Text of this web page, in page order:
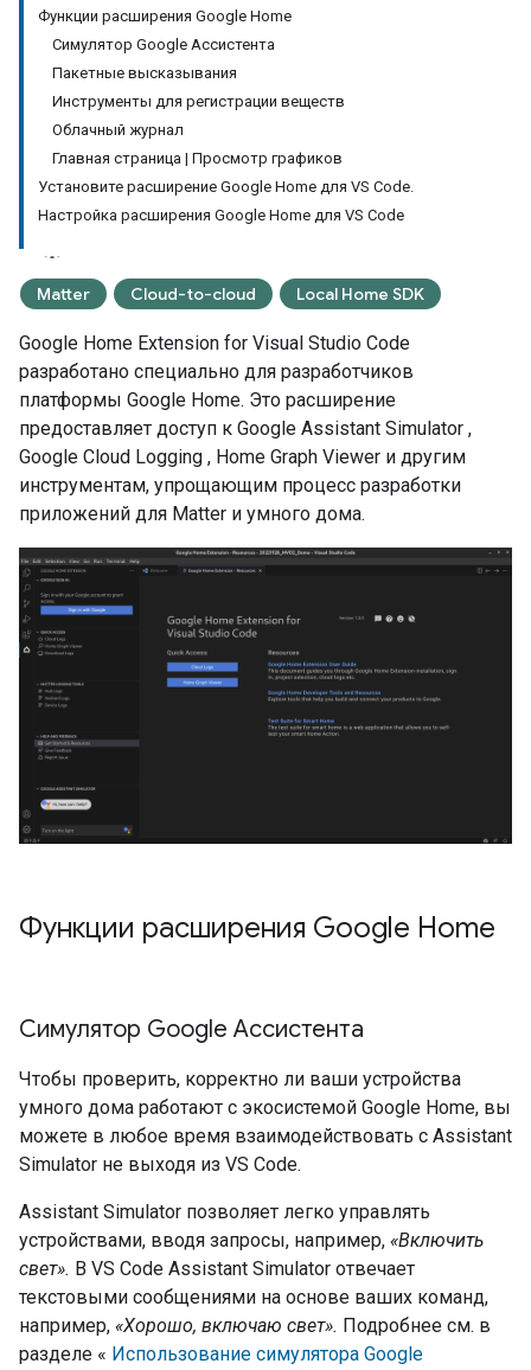
Функции расширения Google Home
Симулятор Google Ассистента
Пакетные высказывания
Инструменты для регистрации веществ
Облачный журнал
Главная страница | Просмотр графиков
Установите расширение Google Home для VS Code.
Настройка расширения Google Home для VS Code
Matter Cloud-to-cloud Local Home SDK
Google Home Extension for Visual Studio Code
разработано специально для разработчиков
платформы Google Home. Это расширение
предоставляет доступ к Google Assistant Simulator ,
Google Cloud Logging , Home Graph Viewer и другим
инструментам, упрощающим процесс разработки
приложений для Matter и умного дома.
Функции расширения Google Home
Симулятор Google Ассистента
Чтобы проверить, корректно ли ваши устройства
умного дома работают с экосистемой Google Home, вы
можете в любое время взаимодействовать с Assistant
Simulator не выходя из VS Code.
Assistant Simulator позволяет легко управлять
устройствами, вводя запросы, например, «Включить
свет». В VS Code Assistant Simulator отвечает
текстовыми сообщениями на основе ваших команд,
например, «Хорошо, включаю свет». Подробнее см. в
разделе « Использование симулятора Google